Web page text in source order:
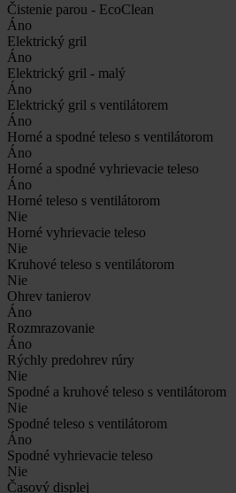
Čistenie parou - EcoClean
Áno
Elektrický gril
Áno
Elektrický gril - malý
Áno
Elektrický gril s ventilátorem
Áno
Horné a spodné teleso s ventilátorom
Áno
Horné a spodné vyhrievacie teleso
Áno
Horné teleso s ventilátorom
Nie
Horné vyhrievacie teleso
Nie
Kruhové teleso s ventilátorom
Nie
Ohrev tanierov
Áno
Rozmrazovanie
Áno
Rýchly predohrev rúry
Nie
Spodné a kruhové teleso s ventilátorom
Nie
Spodné teleso s ventilátorom
Áno
Spodné vyhrievacie teleso
Nie
Časový displej